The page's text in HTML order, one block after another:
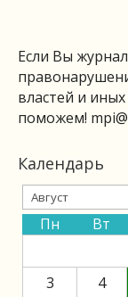
Если Вы
властей и
поможем!
Календарь
Пн Вт
3
4